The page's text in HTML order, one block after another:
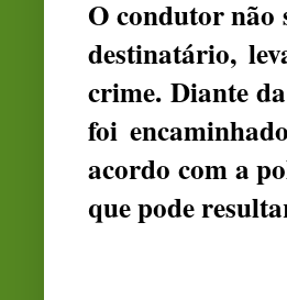
O condutor não
destinatário,
crime. Diante
foi
acordo com a
que pode